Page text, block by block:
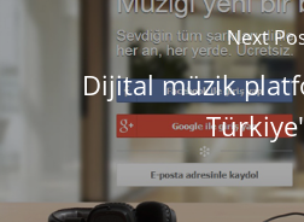
Next
Dijital müzik